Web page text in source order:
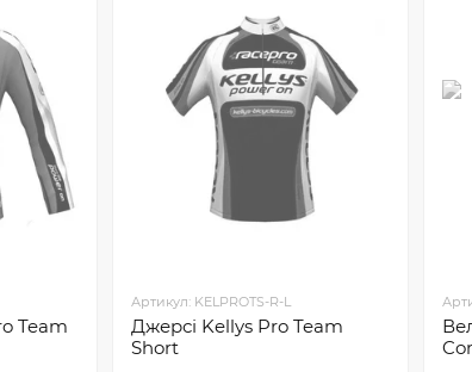
Team
Артикул: KELPROTS-R-L
Джерсі Kellys Pro Team
Short